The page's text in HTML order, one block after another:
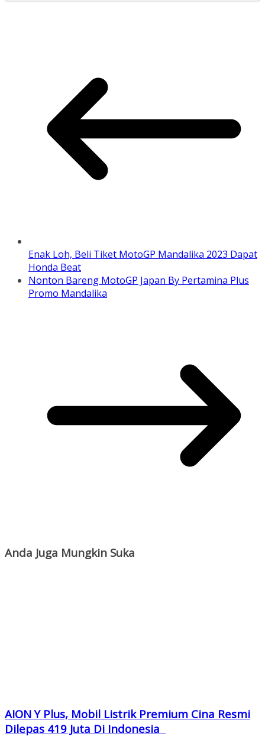
Enak Loh, Beli Tiket MotoGP Mandalika 2023 Dapat
Honda Beat
Nonton Bareng MotoGP Japan By Pertamina Plus
Promo Mandalika
Anda Juga Mungkin Suka
AION Y Plus, Mobil Listrik Premium Cina Resmi
Dilepas 419 Juta Di Indonesia